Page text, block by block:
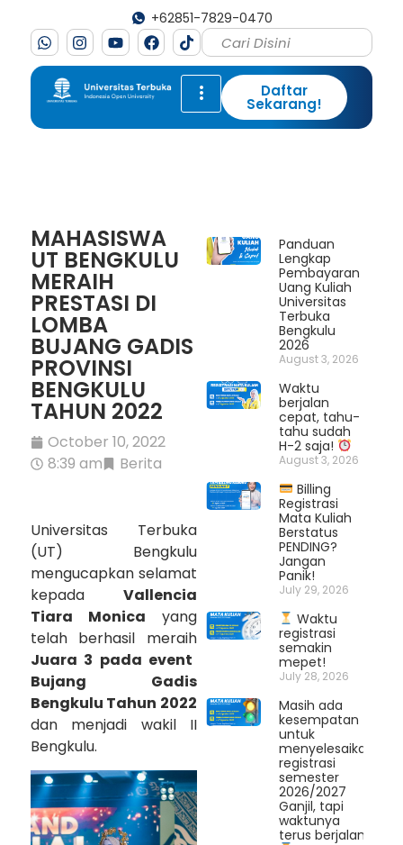
+62851-7829-0470
Daftar
Sekarang!
MAHASISWA
UT BENGKULU
MERAIH
PRESTASI DI
LOMBA
BUJANG GADIS
PROVINSI
BENGKULU
TAHUN 2022
October 10, 2022
8:39 am
Berita
Universitas Terbuka
(UT) Bengkulu
mengucapkan selamat
kepada Vallencia
Tiara Monica yang
telah berhasil meraih
Juara 3 pada event
Bujang Gadis
Bengkulu Tahun 2022
dan menjadi wakil II
Bengkulu.
Panduan
Lengkap
Pembayaran
Uang Kuliah
Universitas
Terbuka
Bengkulu
2026
August 3, 2026
Waktu
berjalan
cepat, tahu-
tahu sudah
H-2 saja!
August 3, 2026
Billing
Registrasi
Mata Kuliah
Berstatus
PENDING?
Jangan
Panik!
July 29, 2026
Waktu
registrasi
semakin
mepet!
July 28, 2026
Masih ada
kesempatan
untuk
menyelesaikan
registrasi
semester
2026/2027
Ganjil, tapi
waktunya
terus berjalan.